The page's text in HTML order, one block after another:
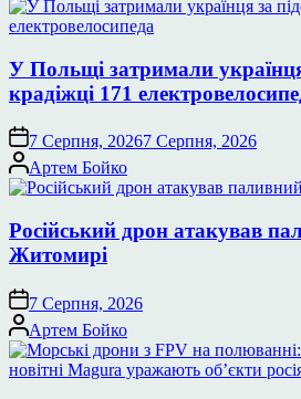
У Польщі затримали
крадіжці 171
7 Серпня, 20267 Серпня, 2026
Опубліковано
Артем Бойко
Російський дрон атакував
Житомирі
7 Серпня, 2026
Опубліковано
Артем Бойко